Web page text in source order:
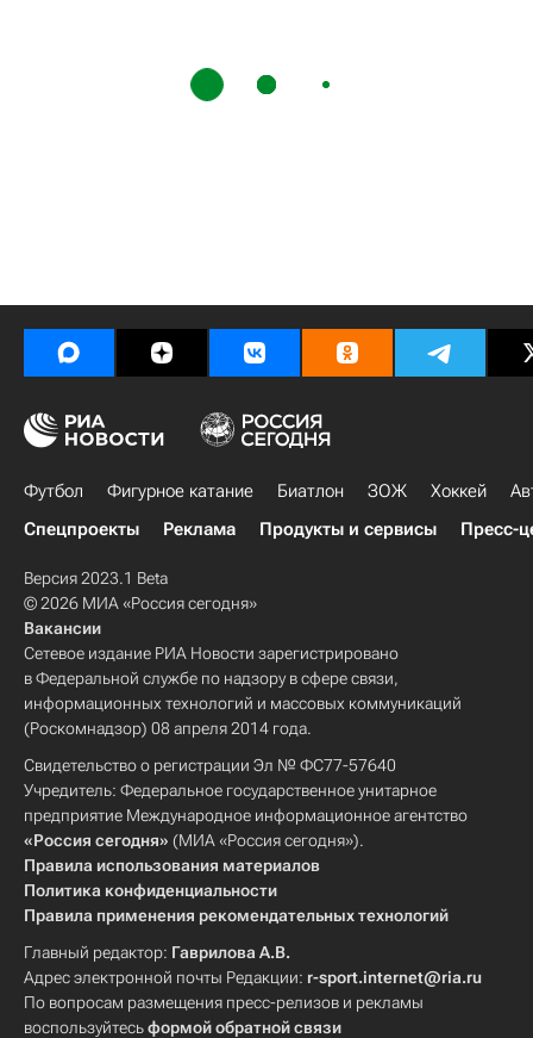
Футбол Фигурное катание Биатлон ЗОЖ Хоккей
Спецпроекты
Реклама Продукты и сервисы Пресс-
Версия 2023.1 Beta
© 2026 МИА «Россия сегодня»
Вакансии
Сетевое издание РИА Новости зарегистрировано
в Федеральной службе по надзору в сфере связи,
информационных технологий и массовых коммуникаций
(Роскомнадзор) 08 апреля 2014 года.
Свидетельство о регистрации Эл № ФС77-57640
Учредитель: Федеральное государственное унитарное
предприятие Международное информационное агентство
«Россия сегодня» (МИА «Россия сегодня»).
Правила использования материалов
Политика конфиденциальности
Правила применения рекомендательных технологий
Главный редактор: Гаврилова А.В.
Адрес электронной почты Редакции: r-sport.internet@ria.ru
По вопросам размещения пресс-релизов и рекламы
воспользуйтесьформой обратной связи